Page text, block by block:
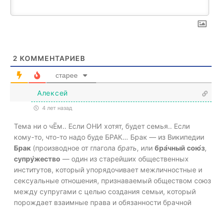
2 КОММЕНТАРИЕВ
старее
Алексей
4 лет назад
Тема ни о чЁм.. Если ОНИ хотят, будет семья.. Если
кому-то, что-то надо буде БРАК… Брак — из Википедии
Брак (производное от глагола брать, или бра́чный сою́з,
супру́жество — один из старейших общественных
институтов, который упорядочивает межличностные и
сексуальные отношения, признаваемый обществом союз
между супругами с целью создания семьи, который
порождает взаимные права и обязанности брачной